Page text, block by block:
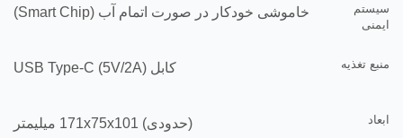
سیستم
ایمنی
خاموشی خودکار در صورت اتمام آب (Smart Chip)
منبع تغذیه کابل USB Type-C (5V/2A)
ابعاد (حدودی) 171x75x101 میلیمتر